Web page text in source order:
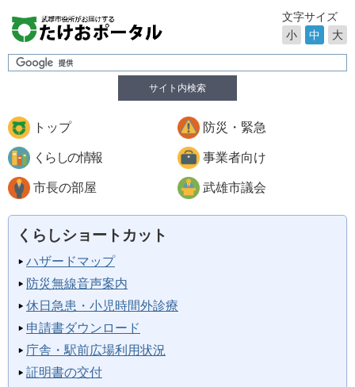
サイト内検索
文字サイズ
小
中 大
トップ 防災・緊急
くらしの情報 事業者向け
市長の部屋 武雄市議会
くらしショートカット
ハザードマップ
防災無線音声案内
休日急患・小児時間外診療
申請書ダウンロード
庁舎・駅前広場利用状況
証明書の交付